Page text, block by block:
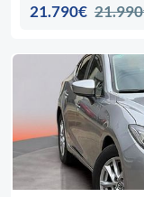
21.790€